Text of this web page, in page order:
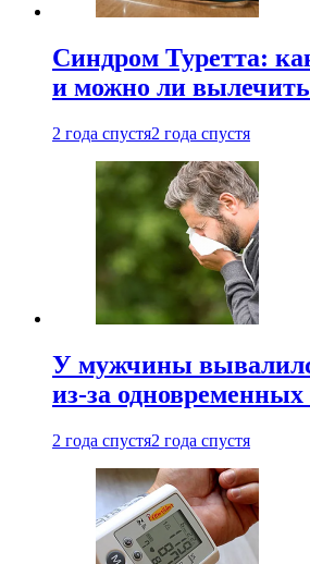
Синдром Туретта:
и можно ли
2 года спустя2 года спустя
У мужчины
из-за
2 года спустя2 года спустя